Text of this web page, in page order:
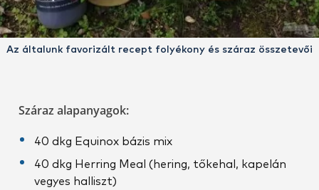
Az általunk favorizált recept folyékony és száraz összetevői
Száraz alapanyagok:
40 dkg Equinox bázis mix
40 dkg Herring Meal (hering, tőkehal, kapelán
vegyes halliszt)